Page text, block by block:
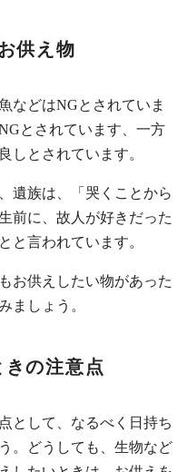
供え物
などはNGとされていま
とされています、一方
しとされています。
遺族は、「哭くことから
前に、故人が好きだった
と言われています。
お供えしたい物があった
ましょう。
の注意点
として、なるべく日持ち
。どうしても、生物など